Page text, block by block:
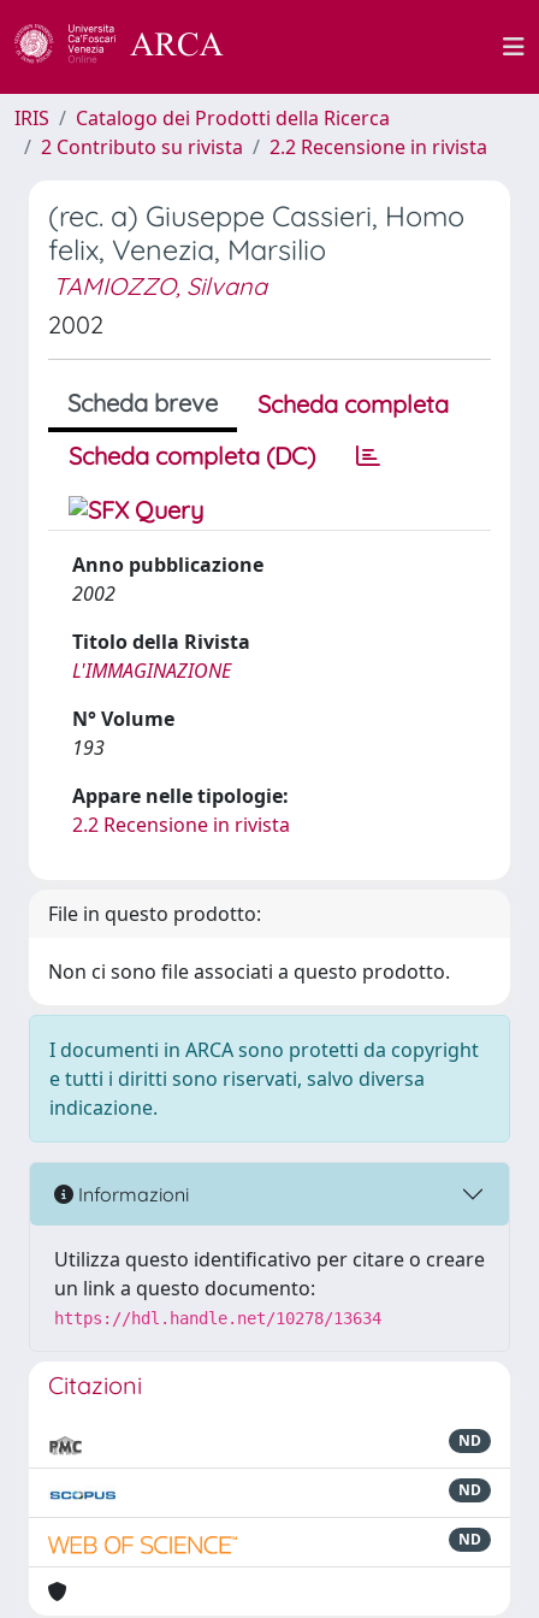
IRIS
Catalogo dei Prodotti della Ricerca
2 Contributo su rivista
2.2 Recensione in rivista
(rec. a) Giuseppe Cassieri, Homo
felix, Venezia, Marsilio
TAMIOZZO, Silvana
2002
Scheda breve
Scheda completa
Scheda completa (DC)
Anno pubblicazione
2002
Titolo della Rivista
L'IMMAGINAZIONE
N° Volume
193
Appare nelle tipologie:
2.2 Recensione in rivista
File in questo prodotto:
Non ci sono file associati a questo prodotto.
I documenti in ARCA sono protetti da copyright
e tutti i diritti sono riservati, salvo diversa
indicazione.
Informazioni
Utilizza questo identificativo per citare o creare
un link a questo documento:
https://hdl.handle.net/10278/13634
Citazioni
ND
ND
ND